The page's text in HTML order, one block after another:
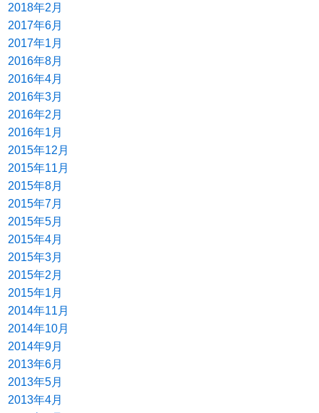
2018年2月
2017年6月
2017年1月
2016年8月
2016年4月
2016年3月
2016年2月
2016年1月
2015年12月
2015年11月
2015年8月
2015年7月
2015年5月
2015年4月
2015年3月
2015年2月
2015年1月
2014年11月
2014年10月
2014年9月
2013年6月
2013年5月
2013年4月